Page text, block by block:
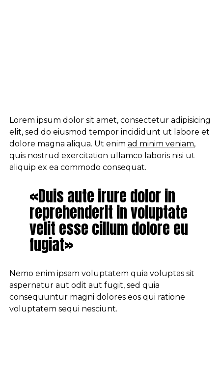
Lorem ipsum dolor sit amet, consectetur adipisicing
elit, sed do eiusmod tempor incididunt ut labore et
dolore magna aliqua. Ut enim ad minim veniam,
quis nostrud exercitation ullamco laboris nisi ut
aliquip ex ea commodo consequat.
«Duis aute irure dolor in
reprehenderit in voluptate
velit esse cillum dolore eu
fugiat»
Nemo enim ipsam voluptatem quia voluptas sit
aspernatur aut odit aut fugit, sed quia
consequuntur magni dolores eos qui ratione
voluptatem sequi nesciunt.